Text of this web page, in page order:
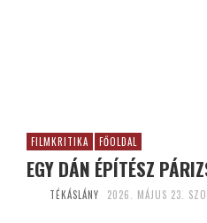
FILMKRITIKA FŐOLDAL
EGY DÁN ÉPÍTÉSZ
TÉKÁSLÁNY 2026. MÁJUS 23.